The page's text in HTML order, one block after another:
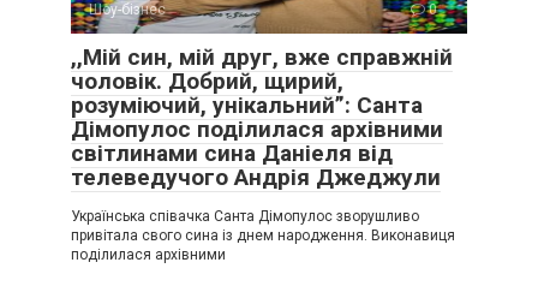
Шоу-бізнес 0
,,Мій син, мій друг, вже справжній
чоловік. Добрий, щирий,
розуміючий, унікальний”: Санта
Дімопулос поділилася архівними
світлинами сина Даніеля від
телеведучого Андрія Джеджули
Українська співачка Санта Дімопулос зворушливо
привітала свого сина із днем народження. Виконавиця
поділилася архівними